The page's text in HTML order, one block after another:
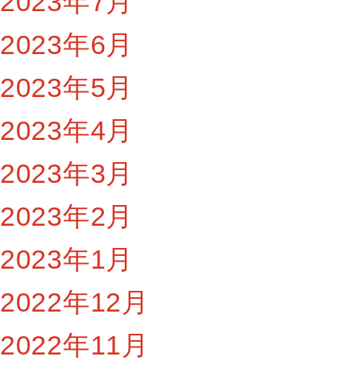
2023年6月
2023年5月
2023年4月
2023年3月
2023年2月
2023年1月
2022年12月
2022年11月